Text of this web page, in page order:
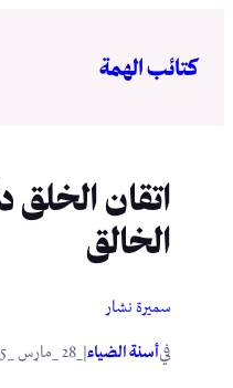
المحتوى
كتائب الهمة
اتقان
الخالق
سميرة نشار
فيأسنة الضياء